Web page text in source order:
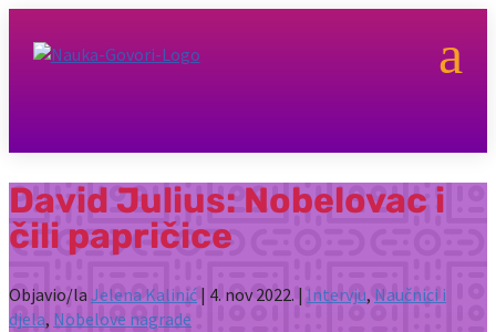
a
David Julius: Nobelovac i
čili papričice
Objavio/la Jelena Kalinić | 4. nov 2022. | Intervju, Naučnici i
djela, Nobelove nagrade